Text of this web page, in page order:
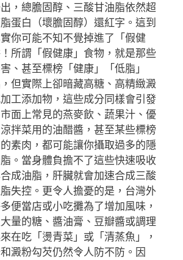
，總膽固醇、三酸甘油脂依然超
蛋白（壞膽固醇）還紅字。這到
你可能不知不覺掉進了「假健
所謂「假健康」食物，就是那些
、甚至標榜「健康」「低脂」
，但實際上卻暗藏高糖、高精緻澱
工添加物，這些成分同樣會引發
面上常見的燕麥飲、蔬果汁、優
拌菜用的油醋醬，甚至某些標榜
的素肉，都可能讓你攝取過多的隱
。當身體負擔不了這些快速吸收
成油脂，肝臟就會加速合成三酸
失控。更令人擔憂的是，台灣外
便當店或小吃攤為了增加風味，
量的糖、醬油膏、豆瓣醬或調理
在吃「燙青菜」或「清蒸魚」，
澱粉勾芡仍然令人防不防。因